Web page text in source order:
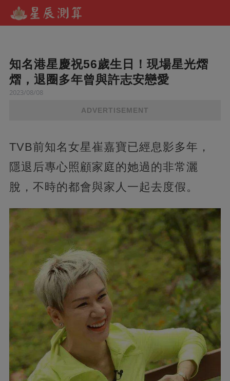
知名港星慶祝56歲生日！現場星光熠
熠，退圈多年曾與許志安戀愛
2023/08/08
ADVERTISEMENT
TVB前知名女星崔嘉寶已經息影多年，
隱退后專心照顧家庭的她過的非常灑
脫，不時的都會與家人一起去度假。